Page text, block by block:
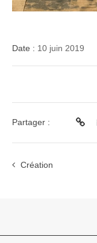
Date : 10 juin 2019
Partager :
Création